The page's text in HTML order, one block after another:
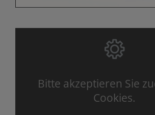
Bitte akzeptieren Sie
Cookies.